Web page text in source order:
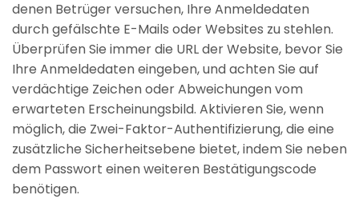
denen Betrüger versuchen, Ihre Anmeldedaten
durch gefälschte E-Mails oder Websites zu stehlen.
Überprüfen Sie immer die URL der Website, bevor Sie
Ihre Anmeldedaten eingeben, und achten Sie auf
verdächtige Zeichen oder Abweichungen vom
erwarteten Erscheinungsbild. Aktivieren Sie, wenn
möglich, die Zwei-Faktor-Authentifizierung, die eine
zusätzliche Sicherheitsebene bietet, indem Sie neben
dem Passwort einen weiteren Bestätigungscode
benötigen.